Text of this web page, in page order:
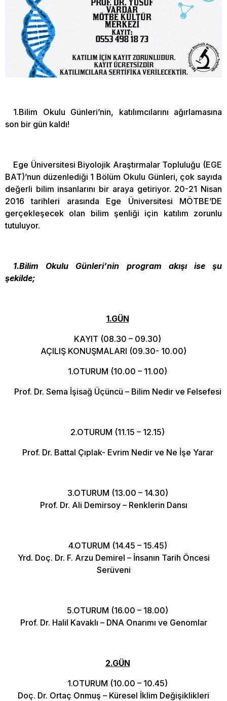
1.Bilim Okulu Günleri’nin, katılımcılarını ağırlamasına
son bir gün kaldı!
Ege Üniversitesi Biyolojik Araştırmalar Topluluğu (EGE
BAT)’nun düzenlediği 1 Bölüm Okulu Günleri, çok sayıda
değerli bilim insanlarını bir araya getiriyor. 20-21 Nisan
2016 tarihleri arasında Ege Üniversitesi MÖTBE’DE
gerçekleşecek olan bilim şenliği için katılım zorunlu
tutuluyor.
1.Bilim Okulu Günleri’nin program akışı ise şu
şekilde;
1.GÜN
KAYIT (08.30 – 09.30)
AÇILIŞ KONUŞMALARI (09.30- 10.00)
1.OTURUM (10.00 – 11.00)
Prof. Dr. Sema İşisağ Üçüncü – Bilim Nedir ve Felsefesi
2.OTURUM (11.15 – 12.15)
Prof. Dr. Battal Çıplak- Evrim Nedir ve Ne İşe Yarar
3.OTURUM (13.00 – 14.30)
Prof. Dr. Ali Demirsoy – Renklerin Dansı
4.OTURUM (14.45 – 15.45)
Yrd. Doç. Dr. F. Arzu Demirel – İnsanın Tarih Öncesi
Serüveni
5.OTURUM (16.00 – 18.00)
Prof. Dr. Halil Kavaklı – DNA Onarımı ve Genomlar
2.GÜN
1.OTURUM (10.00 – 10.45)
Doç. Dr. Ortaç Onmuş – Küresel İklim Değişiklikleri